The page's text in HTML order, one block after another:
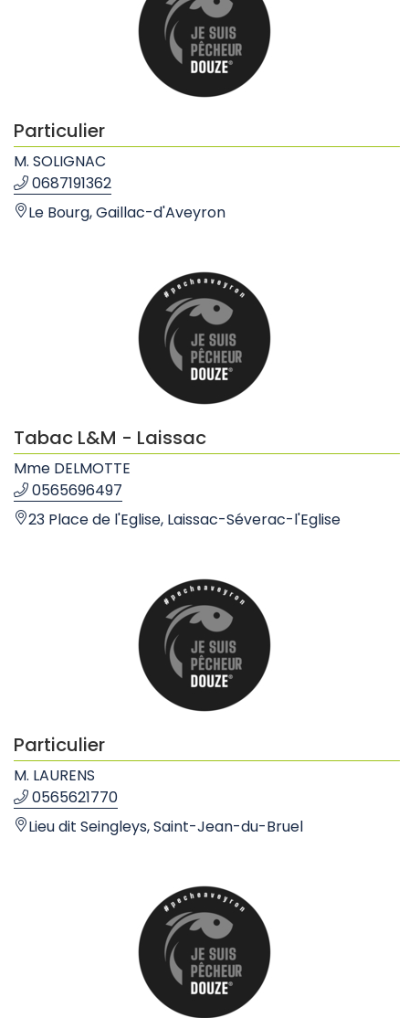
Particulier
M. SOLIGNAC
0687191362
Le Bourg, Gaillac-d'Aveyron
Tabac L&M - Laissac
Mme DELMOTTE
0565696497
23 Place de l'Eglise, Laissac-Séverac-l'Eglise
Particulier
M. LAURENS
0565621770
Lieu dit Seingleys, Saint-Jean-du-Bruel